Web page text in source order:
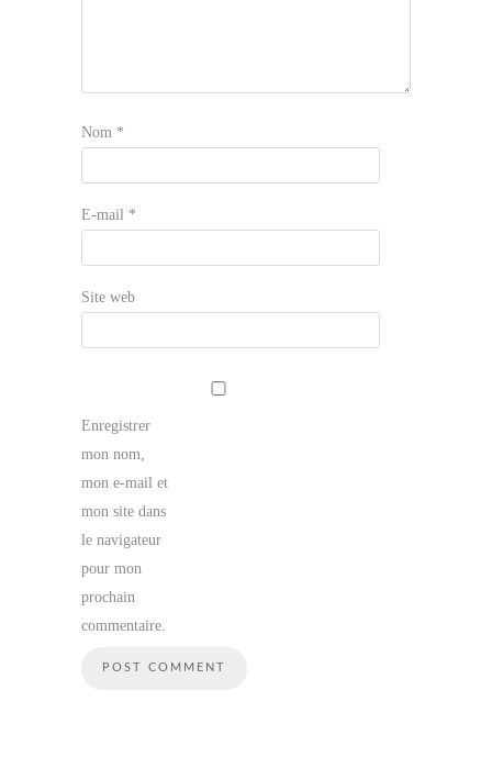
Nom *
E-mail *
Site web
Enregistrer
mon nom,
mon e-mail et
mon site dans
le navigateur
pour mon
prochain
commentaire.